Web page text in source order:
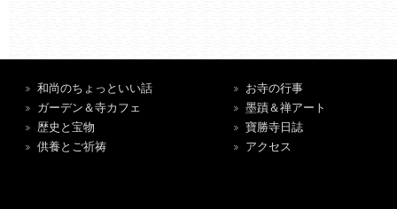
和尚のちょっといい話
ガーデン＆寺カフェ
歴史と宝物
供養とご祈祷
お寺の行事
墨蹟＆禅アート
寶勝寺日誌
アクセス